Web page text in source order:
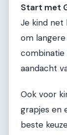
Start met
Je kind
om
aandacht
Ook voor
grapjes en
beste